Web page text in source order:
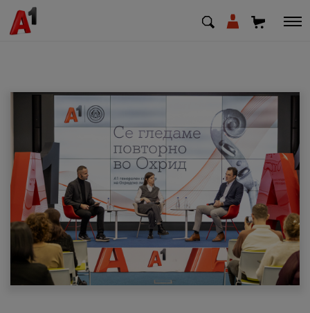
МК SQ
Приватни Деловни
Поддршка
Надополни кредит